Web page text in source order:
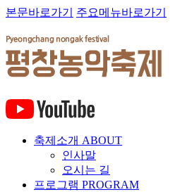
본문바로가기 주요메뉴바로가기
축제소개 ABOUT
인사말
오시는 길
프로그램 PROGRAM